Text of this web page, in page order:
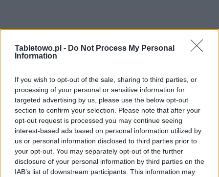
Tabletowo.pl - Do Not Process My Personal
Information
If you wish to opt-out of the sale, sharing to third parties, or
processing of your personal or sensitive information for
targeted advertising by us, please use the below opt-out
section to confirm your selection. Please note that after your
opt-out request is processed you may continue seeing
interest-based ads based on personal information utilized by
us or personal information disclosed to third parties prior to
your opt-out. You may separately opt-out of the further
disclosure of your personal information by third parties on the
IAB’s list of downstream participants. This information may